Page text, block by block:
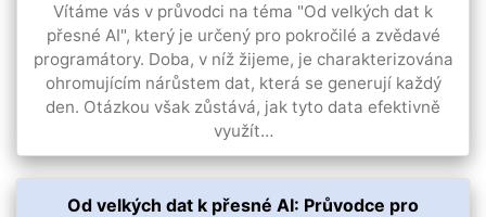
Vítáme vás v průvodci na téma "Od velkých dat k
přesné AI", který je určený pro pokročilé a zvědavé
programátory. Doba, v níž žijeme, je charakterizována
ohromujícím nárůstem dat, která se generují každý
den. Otázkou však zůstává, jak tyto data efektivně
využít…
Od velkých dat k přesné AI: Průvodce pro